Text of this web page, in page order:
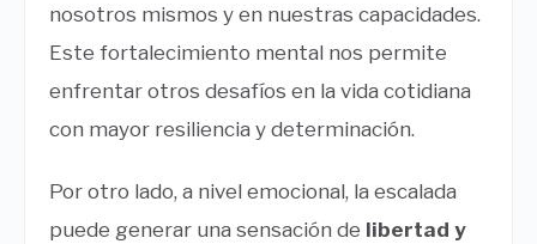
nosotros mismos y en nuestras capacidades.
Este fortalecimiento mental nos permite
enfrentar otros desafíos en la vida cotidiana
con mayor resiliencia y determinación.
Por otro lado, a nivel emocional, la escalada
puede generar una sensación de libertad y